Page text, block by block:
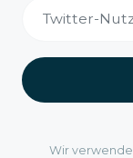
Wir